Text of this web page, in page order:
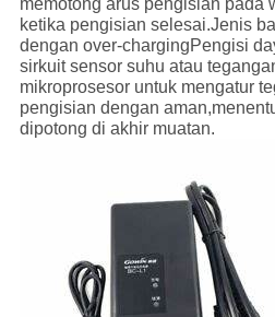
memotong arus pengisian pada
ketika pengisian selesai.Jenis
dengan over-chargingPengisi
sirkuit sensor suhu atau
mikroprosesor untuk mengatur
pengisian dengan
dipotong di akhir muatan.